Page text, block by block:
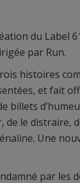
du Label
par Run.
histoires
et fait
billets
de le distraire,
Une
par